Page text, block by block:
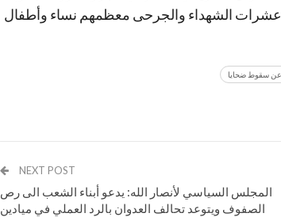
عشرات الشهداء والجرحى معظمهم نساء وأطفال
عن سقوط ضحايا
NEXT POST
المجلس السياسي لأنصار الله: يدعو أبناء الشعب الى رص
الصفوف ويتوعد تحالف العدوان بالرد العملي في ميادين